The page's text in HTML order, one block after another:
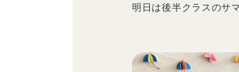
明日は後半クラスのサ